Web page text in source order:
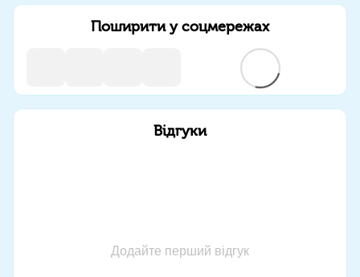
Поширити у соцмережах
Відгуки
Додайте перший відгук